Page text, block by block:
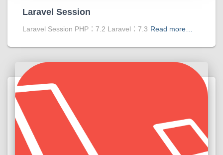
Laravel Session
Laravel Session PHP：7.2 Laravel：7.3 Read more…